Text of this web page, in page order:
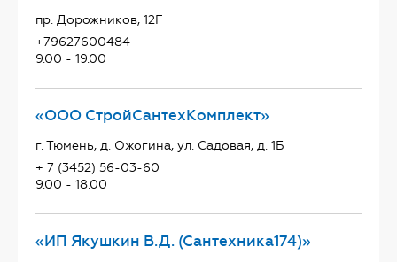
пр. Дорожников, 12Г
+79627600484
9.00 - 19.00
«ООО СтройСантехКомплект»
г. Тюмень, д. Ожогина, ул. Садовая, д. 1Б
+ 7 (3452) 56-03-60
9.00 - 18.00
«ИП Якушкин В.Д. (Сантехника174)»